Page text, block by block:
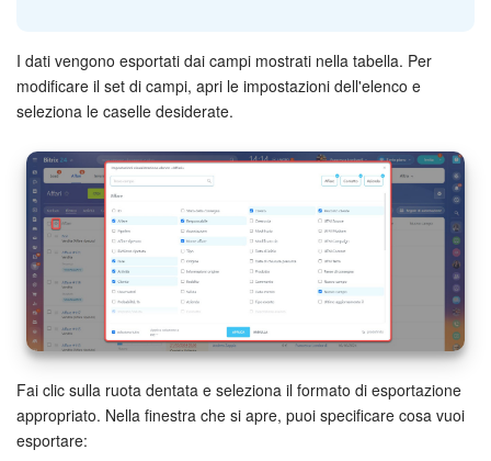
I contatti, a differenza di altri elementi CRM, hanno l'opzione
Incluso nell'esportazione . Potrai esportare solo i contatti che
Puoi abilitare e disabilitare questa opzione nella scheda
dell'elemento CRM o utilizzando le azioni di gruppo.
I dati vengono esportati dai campi mostrati nella tabella. Per
modificare il set di campi, apri le impostazioni dell'elenco e
seleziona le caselle desiderate.
Fai clic sulla ruota dentata e seleziona il formato di esportazione
appropriato. Nella finestra che si apre, puoi specificare cosa vuoi
esportare: